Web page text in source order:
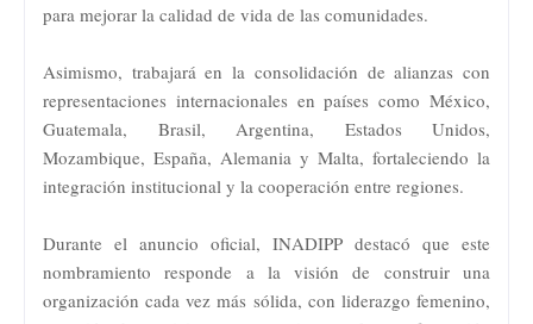
para mejorar la calidad de vida de las comunidades.
Asimismo, trabajará en la consolidación de alianzas con
representaciones internacionales en países como México,
Guatemala, Brasil, Argentina, Estados Unidos,
Mozambique, España, Alemania y Malta, fortaleciendo la
integración institucional y la cooperación entre regiones.
Durante el anuncio oficial, INADIPP destacó que este
nombramiento responde a la visión de construir una
organización cada vez más sólida, con liderazgo femenino,